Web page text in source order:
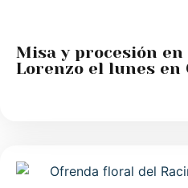
Misa y procesión
Lorenzo el lunes en